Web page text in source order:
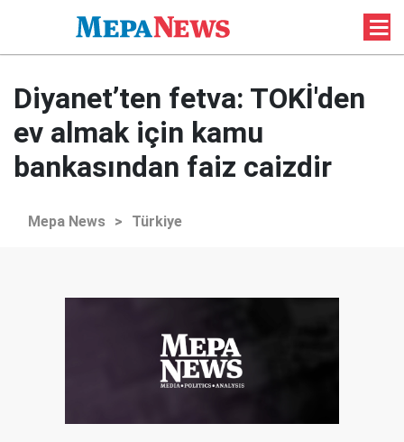
Diyanet’ten fetva: TOKİ'den
ev almak için kamu
bankasından faiz caizdir
Mepa News > Türkiye